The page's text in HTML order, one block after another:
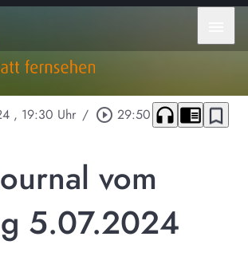
, 19:30 Uhr / play_circle_outline 29:50 headphones chrome_reader_mode bookmark_border
vom
5.07.2024